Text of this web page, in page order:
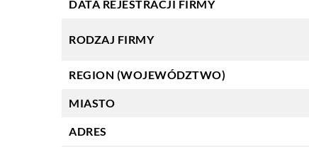
DATA REJESTRACJI FIRMY
RODZAJ FIRMY
REGION (WOJEWÓDZTWO)
MIASTO
ADRES